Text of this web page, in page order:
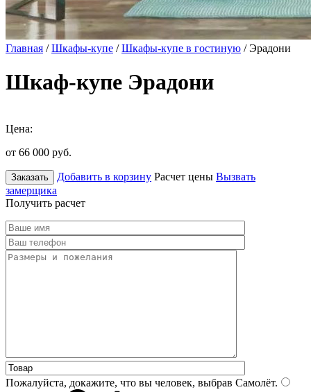
Главная /Шкафы-купе /Шкафы-купе в гостиную / Эрадони
Шкаф-купе Эрадони
Цена:
от 66 000 руб.
Заказать Добавить в корзину Расчет цены Вызвать
замерщика
Получить расчет
Пожалуйста, докажите, что вы человек, выбрав Самолёт.